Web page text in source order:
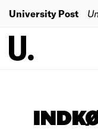
University Post